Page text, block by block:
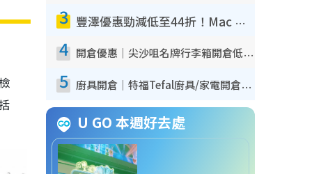
3 豐澤優惠勁減低至44折！Mac mini/iPhone17Pro大減價！廚房家電$220起
4 開倉優惠｜尖沙咀名牌行李箱開倉低至4折！一連5日 American Tourister/ace./Hallmark $200起！
5 廚具開倉｜特福Tefal廚具/家電開倉低至3折！$220起買平底鍋/炒鑊/湯煲！電飯煲/吸塵機/燙斗$418起
U GO 本週好去處